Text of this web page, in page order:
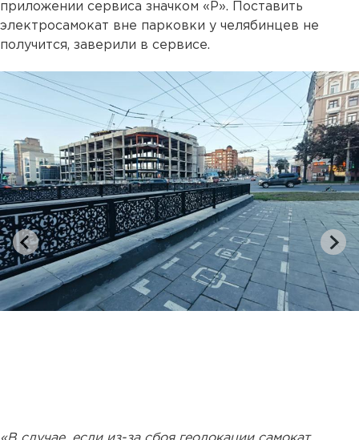
приложении сервиса значком «P». Поставить
электросамокат вне парковки у челябинцев не
получится, заверили в сервисе.